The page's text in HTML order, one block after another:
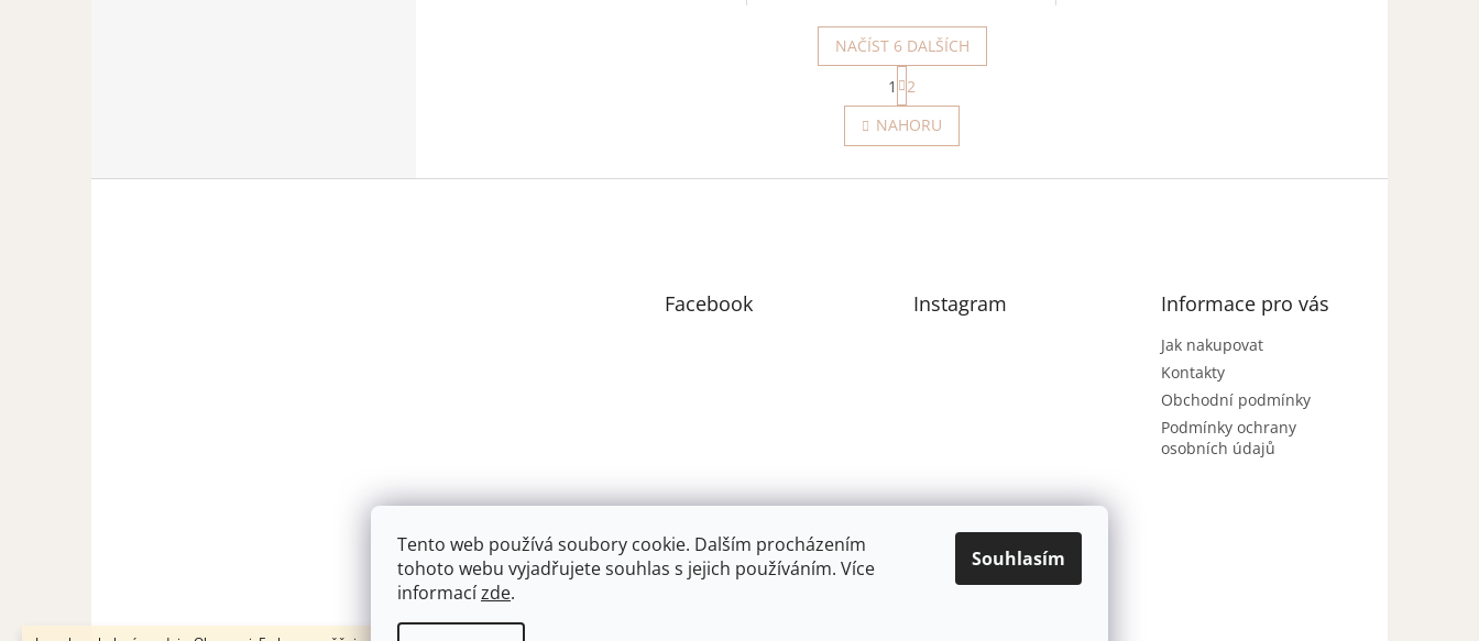
Tento web používá soubory cookie. Dalším procházením
tohoto webu vyjadřujete souhlas s jejich používáním. Více
informacízde.
Souhlasím
O
v
l
d
NAČÍST 6 DALŠÍCH
S
t
r
á
n
o
1
2
NAHORU
Facebook Instagram
Sledovat na
Instagramu
Informace pro vás
Jak nakupovat
Kontakty
Obchodní podmínky
Podmínky ochrany
osobních údajů